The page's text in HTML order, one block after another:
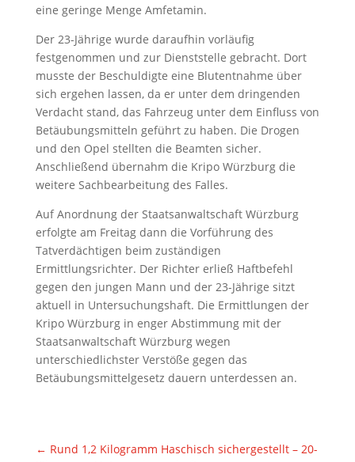
eine geringe Menge Amfetamin.
Der 23-Jährige wurde daraufhin vorläufig
festgenommen und zur Dienststelle gebracht. Dort
musste der Beschuldigte eine Blutentnahme über
sich ergehen lassen, da er unter dem dringenden
Verdacht stand, das Fahrzeug unter dem Einfluss von
Betäubungsmitteln geführt zu haben. Die Drogen
und den Opel stellten die Beamten sicher.
Anschließend übernahm die Kripo Würzburg die
weitere Sachbearbeitung des Falles.
Auf Anordnung der Staatsanwaltschaft Würzburg
erfolgte am Freitag dann die Vorführung des
Tatverdächtigen beim zuständigen
Ermittlungsrichter. Der Richter erließ Haftbefehl
gegen den jungen Mann und der 23-Jährige sitzt
aktuell in Untersuchungshaft. Die Ermittlungen der
Kripo Würzburg in enger Abstimmung mit der
Staatsanwaltschaft Würzburg wegen
unterschiedlichster Verstöße gegen das
Betäubungsmittelgesetz dauern unterdessen an.
← Rund 1,2 Kilogramm Haschisch sichergestellt – 20-